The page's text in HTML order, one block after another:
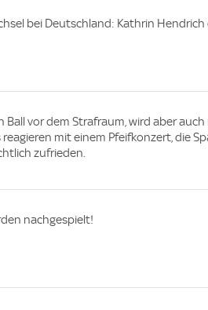
bei Deutschland: Kathrin Hendrich
Ball vor dem Strafraum, wird aber
reagieren mit einem Pfeifkonzert, die
zufrieden.
nachgespielt!